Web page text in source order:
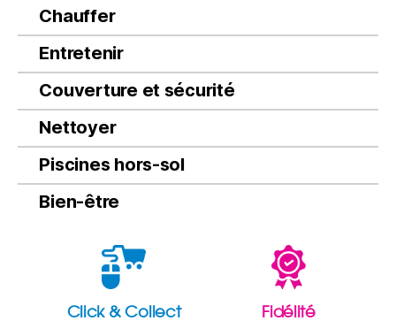
Chauffer
Entretenir
Couverture et sécurité
Nettoyer
Piscines hors-sol
Bien-être
Click & Collect Fidélité